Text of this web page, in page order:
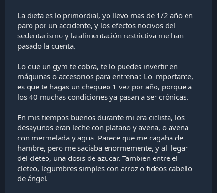
La dieta es lo primordial, yo llevo mas de 1/2 año en
paro por un accidente, y los efectos nocivos del
sedentarismo y la alimentación restrictiva me han
pasado la cuenta.
Lo que un gym te cobra, te lo puedes invertir en
máquinas o accesorios para entrenar. Lo importante,
es que te hagas un chequeo 1 vez por año, porque a
los 40 muchas condiciones ya pasan a ser crónicas.
En mis tiempos buenos durante mi era ciclista, los
desayunos eran leche con platano y avena, o avena
con mermelada y agua. Parece que me cagaba de
hambre, pero me saciaba enormemente, y al llegar
del cleteo, una dosis de azucar. Tambien entre el
cleteo, legumbres simples con arroz o fideos cabello
de ángel.